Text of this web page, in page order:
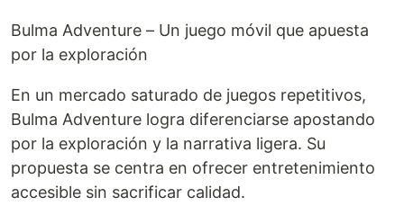
Bulma Adventure – Un juego móvil que apuesta
por la exploración
En un mercado saturado de juegos repetitivos,
Bulma Adventure logra diferenciarse apostando
por la exploración y la narrativa ligera. Su
propuesta se centra en ofrecer entretenimiento
accesible sin sacrificar calidad.